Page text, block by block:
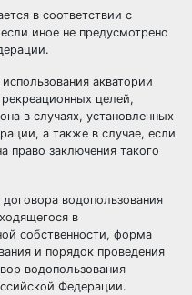
в соответствии с
иное не предусмотрено
акватории
целей,
в случаях, установленных
а также в случае, если
право заключения такого
водопользования
в
собственности, форма
и порядок проведения
водопользования
Федерации.